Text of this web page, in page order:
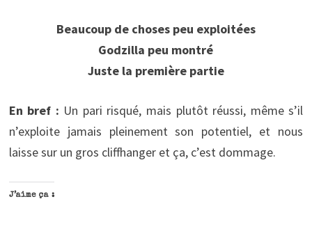
Beaucoup de choses peu exploitées
Godzilla peu montré
Juste la première partie
En bref : Un pari risqué, mais plutôt réussi, même s’il
n’exploite jamais pleinement son potentiel, et nous
laisse sur un gros cliffhanger et ça, c’est dommage.
J’aime ça :